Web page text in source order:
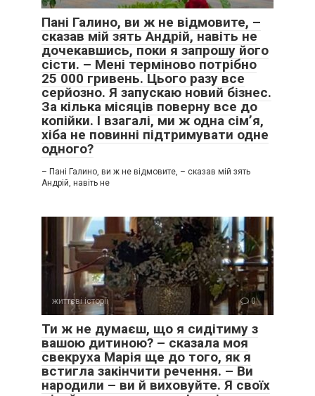
Пані Галино, ви ж не відмовите, –
сказав мій зять Андрій, навіть не
дочекавшись, поки я запрошу його
сісти. – Мені терміново потрібно
25 000 гривень. Цього разу все
серйозно. Я запускаю новий бізнес.
За кілька місяців поверну все до
копійки. І взагалі, ми ж одна сім’я,
хіба не повинні підтримувати одне
одного?
– Пані Галино, ви ж не відмовите, – сказав мій зять
Андрій, навіть не
життєві історії 0
Ти ж не думаєш, що я сидітиму з
вашою дитиною? – сказала моя
свекруха Марія ще до того, як я
встигла закінчити речення. – Ви
народили – ви й виховуйте. Я своїх